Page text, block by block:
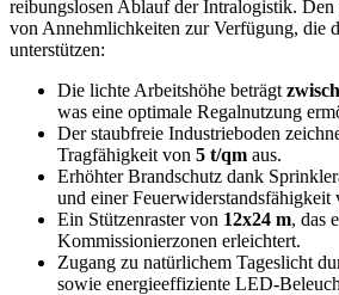
reibungslosen Ablauf der Intralogistik. Den
von Annehmlichkeiten zur Verfügung, die
unterstützen:
Die lichte Arbeitshöhe beträgt
was eine optimale Regalnutzung
Der staubfreie Industrieboden
Tragfähigkeit von 5 t/qm aus.
Erhöhter Brandschutz dank
und einer Feuerwiderstandsfähigkeit
Ein Stützenraster von 12x24 m, das
Kommissionierzonen erleichtert.
Zugang zu natürlichem Tageslicht
sowie energieeffiziente LED-